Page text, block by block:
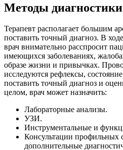
Методы
Терапевт располагает большим
поставить точный диагноз. В
врач внимательно расспросит
имеющихся заболеваниях,
образе жизни и привычках.
исследуются рефлексы,
поставить точный диагноз и
целом, врач может назначить:
Лабораторные анализы.
УЗИ.
Инструментальные и
Консультации профильных
дополнительные